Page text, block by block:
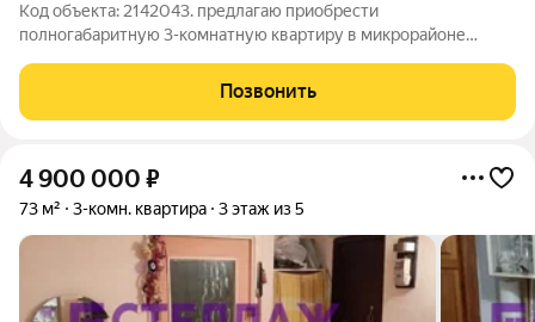
Код объекта: 2142043. предлагаю приобрести
полногабаритную 3-комнатную квартиру в микрорайоне
дома, при этом имеющую планировку как в 9-этажных домах,
все комнаты раздельные, большая кухня, есть
Позвонить
4 900 000 ₽
73 м² 3-комн. квартира 3 этаж из 5